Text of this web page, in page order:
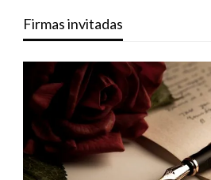
Firmas invitadas